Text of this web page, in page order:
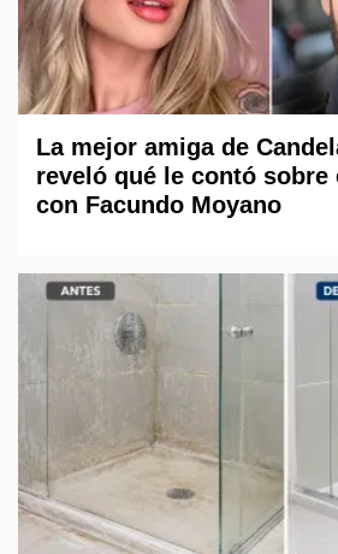
La mejor amiga de
reveló qué le contó sobre
con Facundo Moyano